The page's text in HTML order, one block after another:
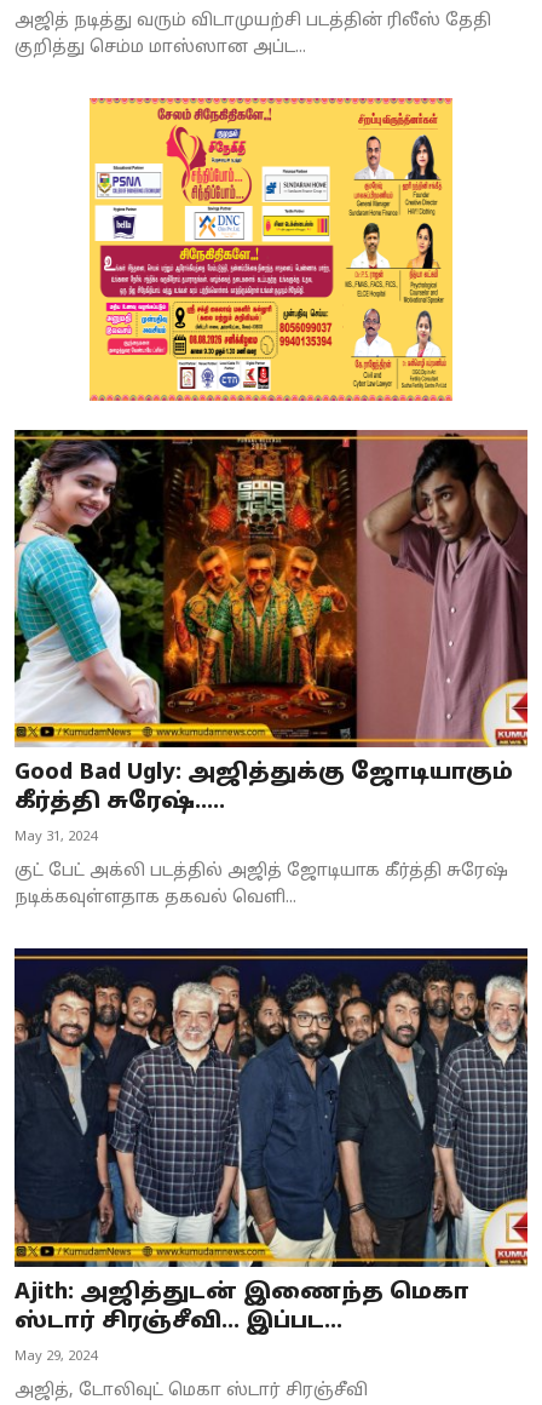
அஜித் நடித்து வரும் விடாமுயற்சி படத்தின் ரிலீஸ் தேதி
குறித்து செம்ம மாஸ்ஸான அப்ட...
Good Bad Ugly: அஜித்துக்கு ஜோடியாகும்
கீர்த்தி சுரேஷ்.....
May 31, 2024
குட் பேட் அக்லி படத்தில் அஜித் ஜோடியாக கீர்த்தி சுரேஷ்
நடிக்கவுள்ளதாக தகவல் வெளி...
Ajith: அஜித்துடன் இணைந்த மெகா
ஸ்டார் சிரஞ்சீவி... இப்பட...
May 29, 2024
அஜித், டோலிவுட் மெகா ஸ்டார் சிரஞ்சீவி